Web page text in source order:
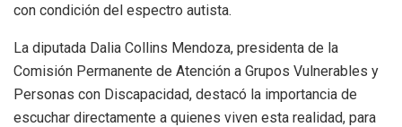
con condición del espectro autista.
La diputada Dalia Collins Mendoza, presidenta de la
Comisión Permanente de Atención a Grupos Vulnerables y
Personas con Discapacidad, destacó la importancia de
escuchar directamente a quienes viven esta realidad, para